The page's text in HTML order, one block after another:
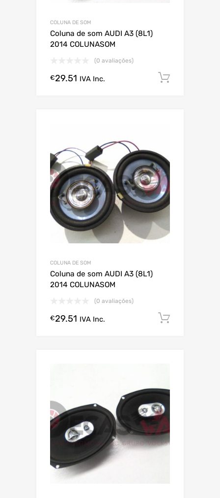
COLUNA DE SOM
Coluna de som AUDI A3 (8L1)
2014 COLUNASOM
(0 avaliações)
€29.51 IVA Inc.
COLUNA DE SOM
Coluna de som AUDI A3 (8L1)
2014 COLUNASOM
(0 avaliações)
€29.51 IVA Inc.